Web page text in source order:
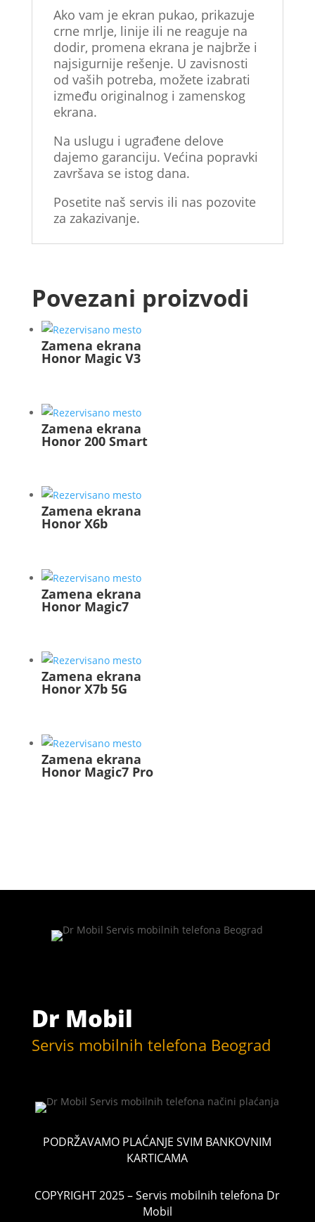
Ako vam je ekran pukao, prikazuje
crne mrlje, linije ili ne reaguje na
dodir, promena ekrana je najbrže i
najsigurnije rešenje. U zavisnosti
od vaših potreba, možete izabrati
između originalnog i zamenskog
ekrana.
Na uslugu i ugrađene delove
dajemo garanciju. Većina popravki
završava se istog dana.
Posetite naš servis ili nas pozovite
za zakazivanje.
Povezani proizvodi
Zamena ekrana
Honor Magic V3
Zamena ekrana
Honor 200 Smart
Zamena ekrana
Honor X6b
Zamena ekrana
Honor Magic7
Zamena ekrana
Honor X7b 5G
Zamena ekrana
Honor Magic7 Pro
Dr Mobil
Servis mobilnih telefona Beograd
PODRŽAVAMO PLAĆANJE SVIM BANKOVNIM
KARTICAMA
COPYRIGHT 2025 – Servis mobilnih telefona Dr
Mobil